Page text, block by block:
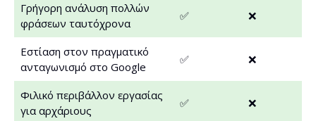
Γρήγορη ανάλυση πολλών
φράσεων ταυτόχρονα
✅ ❌
Εστίαση στον πραγματικό
ανταγωνισμό στο Google
✅ ❌
Φιλικό περιβάλλον εργασίας
για αρχάριους
✅ ❌